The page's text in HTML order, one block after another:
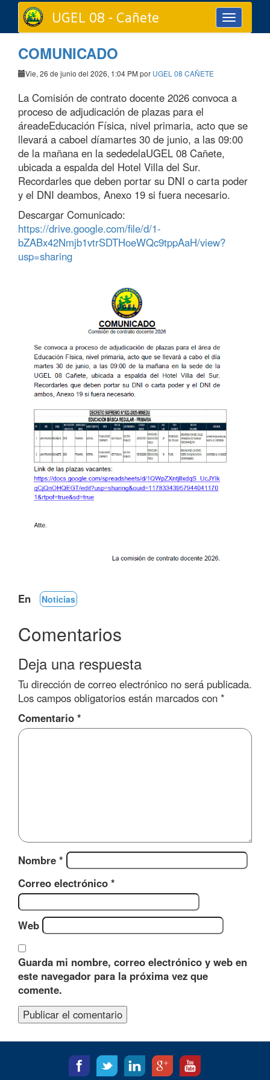
Toggle
navigation
UGEL 08 - Cañete
COMUNICADO
Vie, 26 de junio del 2026, 1:04 PM por UGEL 08 CAÑETE
La Comisión de contrato docente 2026 convoca a
proceso de adjudicación de plazas para el
áreadeEducación Física, nivel primaria, acto que se
llevará a caboel díamartes 30 de junio, a las 09:00
de la mañana en la sededelaUGEL 08 Cañete,
ubicada a espalda del Hotel Villa del Sur.
Recordarles que deben portar su DNI o carta poder
y el DNI deambos, Anexo 19 si fuera necesario.
Descargar Comunicado:
https://drive.google.com/file/d/1-
bZABx42Nmjb1vtrSDTHoeWQc9tppAaH/view?
usp=sharing
En Noticias
Comentarios
Deja una respuesta
Tu dirección de correo electrónico no será publicada.
Los campos obligatorios están marcados con *
Comentario *
Nombre *
Correo electrónico *
Web
Guarda mi nombre, correo electrónico y web en
este navegador para la próxima vez que
comente.